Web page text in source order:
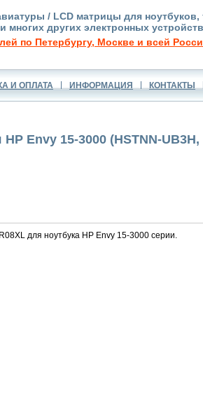
/ LCD матрицы для
других электронных
по Петербургу, Москве и всей
И ОПЛАТА ИНФОРМАЦИЯ КОНТАКТЫ
Envy 15-3000 (HSTNN-UB3H,
для ноутбука HP Envy 15-3000 серии.